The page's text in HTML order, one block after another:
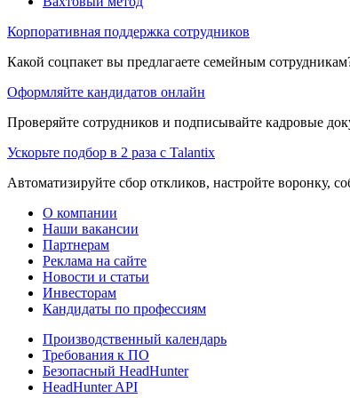
Корпоративная поддержка сотрудников
Какой соцпакет вы предлагаете семейным
Оформляйте кандидатов онлайн
Проверяйте сотрудников и подписывайте кадровые
Ускорьте подбор в 2 раза с Talantix
Автоматизируйте сбор откликов, настройте воронку,
О компании
Наши вакансии
Партнерам
Реклама на сайте
Новости и статьи
Инвесторам
Кандидаты по профессиям
Производственный календарь
Требования к ПО
Безопасный HeadHunter
HeadHunter API